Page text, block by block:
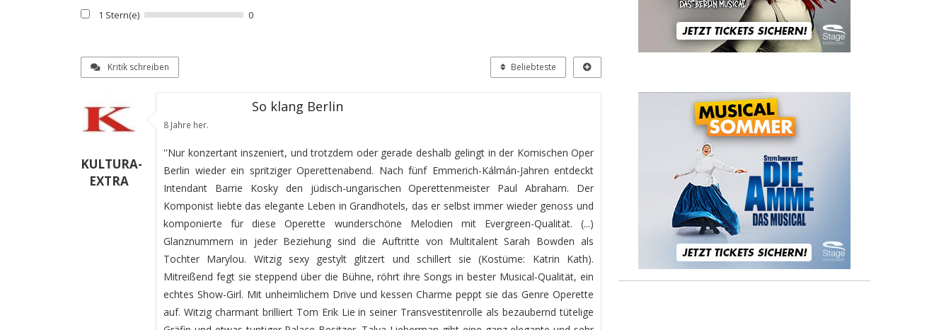
1 Stern(e)
0
Kritik schreiben Beliebteste
KULTURA-
EXTRA
So klang Berlin
8 Jahre her.
''Nur konzertant inszeniert, und trotzdem oder gerade deshalb gelingt in der Komischen Oper
Berlin wieder ein spritziger Operettenabend. Nach fünf Emmerich-Kálmán-Jahren entdeckt
Intendant Barrie Kosky den jüdisch-ungarischen Operettenmeister Paul Abraham. Der
Komponist liebte das elegante Leben in Grandhotels, das er selbst immer wieder genoss und
komponierte für diese Operette wunderschöne Melodien mit Evergreen-Qualität. (...)
Glanznummern in jeder Beziehung sind die Auftritte von Multitalent Sarah Bowden als
Tochter Marylou. Witzig sexy gestylt glitzert und schillert sie (Kostüme: Katrin Kath).
Mitreißend fegt sie steppend über die Bühne, röhrt ihre Songs in bester Musical-Qualität, ein
echtes Show-Girl. Mit unheimlichem Drive und kessen Charme peppt sie das Genre Operette
auf. Witzig charmant brilliert Tom Erik Lie in seiner Transvestitenrolle als bezaubernd tütelige